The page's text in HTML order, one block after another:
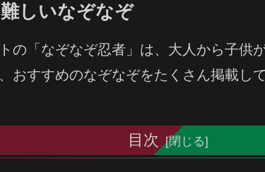
しいなぞなぞ
の「なぞなぞ忍者」は、大人から子供
おすすめのなぞなぞをたくさん掲載して
目次